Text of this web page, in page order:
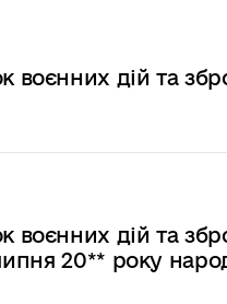
воєнних дій та
воєнних дій та
20** року